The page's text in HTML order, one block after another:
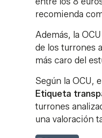
recomienda
Además, la
de los turrones
más caro del
Según la OCU,
Etiqueta
turrones
una valoración